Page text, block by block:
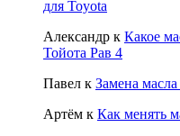
для Toyota
Александр к Какое
Тойота Рав 4
Павел к Замена
Артём к Как менять